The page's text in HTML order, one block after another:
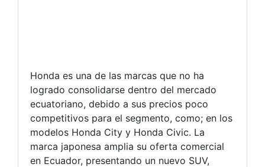
Honda es una de las marcas que no ha
logrado consolidarse dentro del mercado
ecuatoriano, debido a sus precios poco
competitivos para el segmento, como; en los
modelos Honda City y Honda Civic. La
marca japonesa amplia su oferta comercial
en Ecuador, presentando un nuevo SUV,